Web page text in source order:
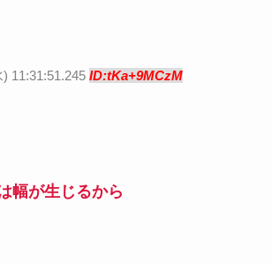
11:31:51.245 ID:tKa+9MCzM
幅が生じるから